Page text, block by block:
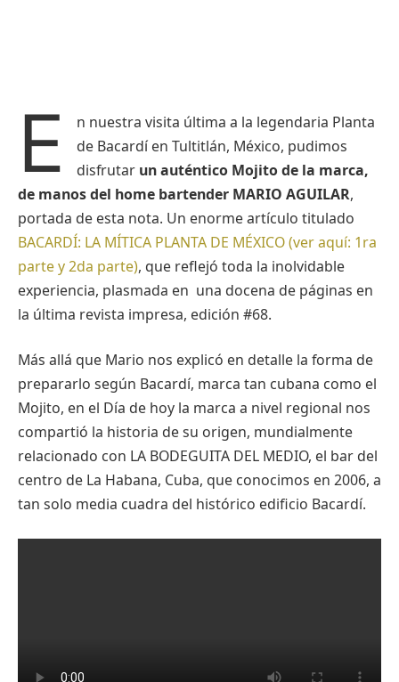
E
n nuestra visita última a la legendaria Planta
de Bacardí en Tultitlán, México, pudimos
disfrutar un auténtico Mojito de la marca,
de manos del home bartender MARIO AGUILAR,
portada de esta nota. Un enorme artículo titulado
BACARDÍ: LA MÍTICA PLANTA DE MÉXICO (ver aquí: 1ra
partey 2da parte), que reflejó toda la inolvidable
experiencia, plasmada en una docena de páginas en
la última revista impresa, edición #68.
Más allá que Mario nos explicó en detalle la forma de
prepararlo según Bacardí, marca tan cubana como el
Mojito, en el Día de hoy la marca a nivel regional nos
compartió la historia de su origen, mundialmente
relacionado con LA BODEGUITA DEL MEDIO, el bar del
centro de La Habana, Cuba, que conocimos en 2006, a
tan solo media cuadra del histórico edificio Bacardí.